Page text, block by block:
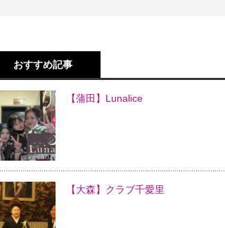
おすすめ記事
【蒲田】Lunalice
【大森】クラブ千愛里